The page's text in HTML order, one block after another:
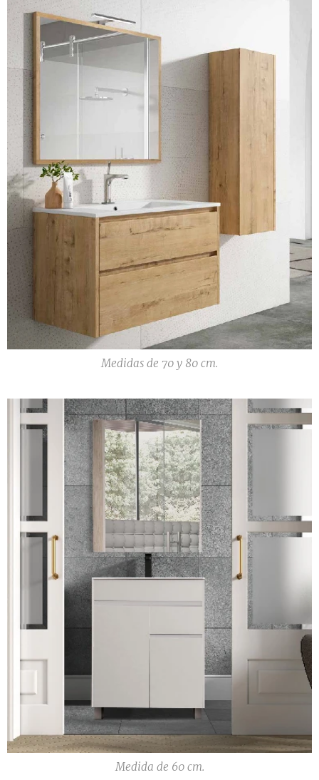
Medidas de 70 y 80 cm.
Medida de 60 cm.